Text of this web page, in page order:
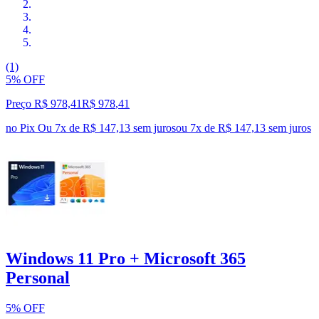
(1)
5% OFF
Preço R$ 978,41R$ 978,41
no Pix Ou 7x de R$ 147,13 sem jurosou 7x de R$ 147,13 sem juros
Windows 11 Pro + Microsoft 365
Personal
5% OFF